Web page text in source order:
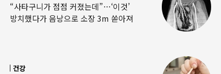
“사타구니가 점점 커졌는데”…‘이것’
방치했다가 음낭으로 소장 3m 쏟아져
건강